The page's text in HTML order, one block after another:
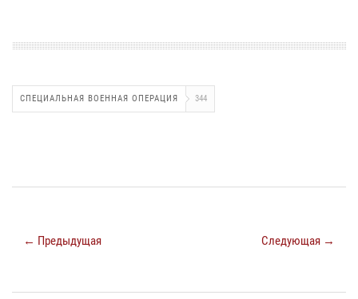
СПЕЦИАЛЬНАЯ ВОЕННАЯ ОПЕРАЦИЯ 344
← Предыдущая Следующая →